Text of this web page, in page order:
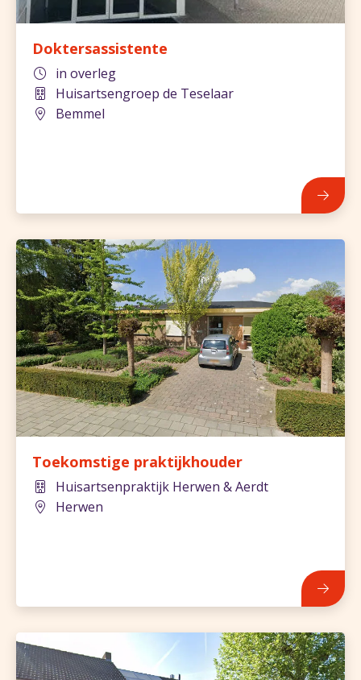
Doktersassistente
in overleg
Huisartsengroep de Teselaar
Bemmel
Toekomstige praktijkhouder
Huisartsenpraktijk Herwen & Aerdt
Herwen